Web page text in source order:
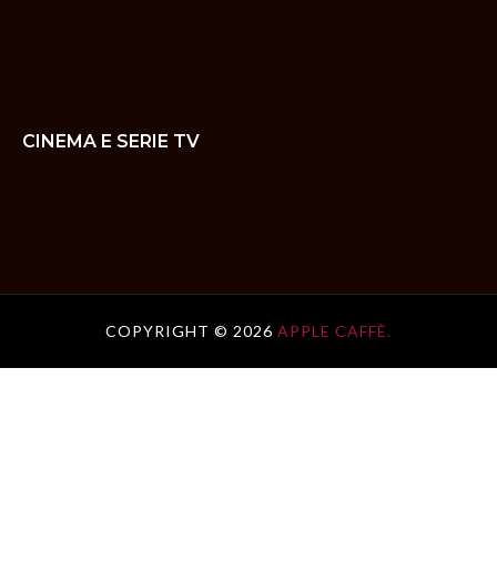
CINEMA E SERIE TV
COPYRIGHT © 2026 APPLE CAFFÈ.